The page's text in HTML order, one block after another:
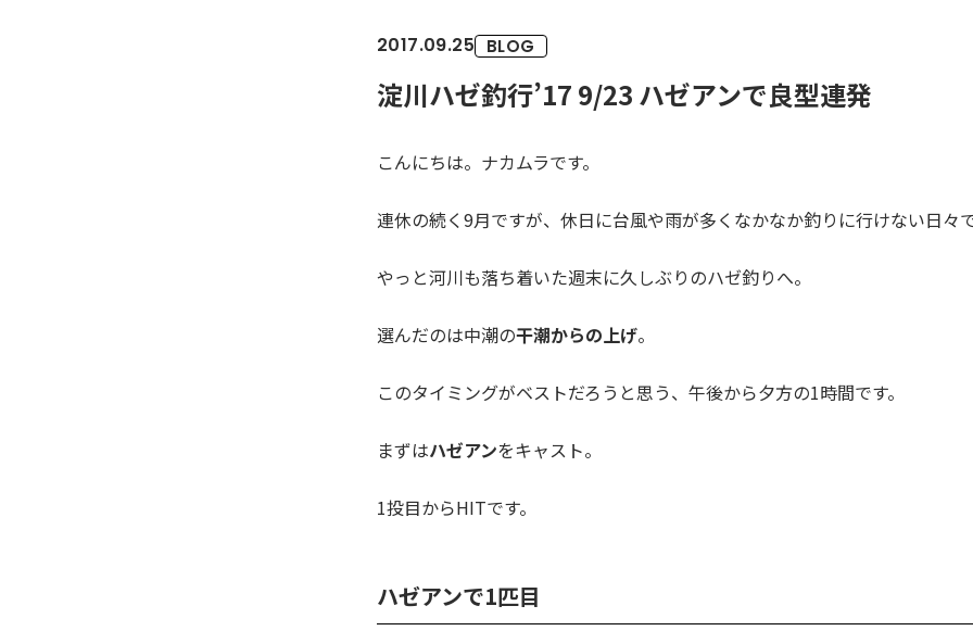
2017.09.25 BLOG
淀川ハゼ釣行’17 9/23 ハゼアンで良型連発
こんにちは。ナカムラです。
連休の続く9月ですが、休日に台風や雨が多くなかなか釣りに行けない日々
やっと河川も落ち着いた週末に久しぶりのハゼ釣りへ。
選んだのは中潮の干潮からの上げ。
このタイミングがベストだろうと思う、午後から夕方の1時間です。
まずはハゼアンをキャスト。
1投目からHITです。
ハゼアンで1匹目